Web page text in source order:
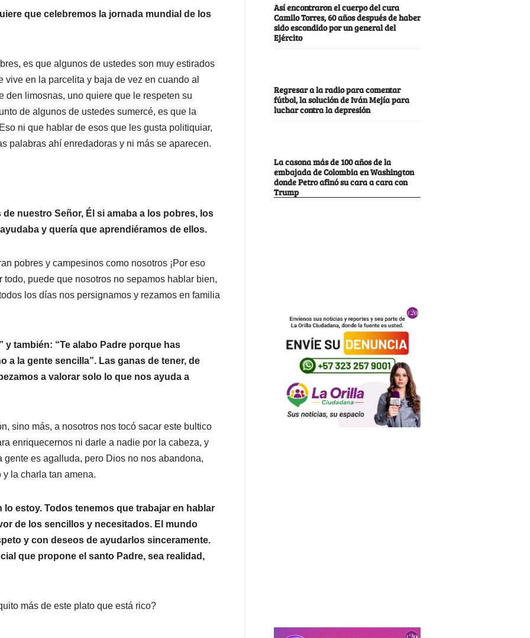
que celebremos la jornada mundial de los
es que algunos de ustedes son muy estirados
en la parcelita y baja de vez en cuando al
den limosnas, uno quiere que le respeten su
de algunos de ustedes sumercé, es que la
ni que hablar de esos que les gusta politiquiar,
palabras ahí enredadoras y ni más se aparecen.
nuestro Señor, Él si amaba a los pobres, los
y quería que aprendiéramos de ellos.
pobres y campesinos como nosotros ¡Por eso
puede que nosotros no sepamos hablar bien,
los días nos persignamos y rezamos en familia
también: “Te alabo Padre porque has
a la gente sencilla”. Las ganas de tener, de
a valorar solo lo que nos ayuda a
sino más, a nosotros nos tocó sacar este bultico
enriquecernos ni darle a nadie por la cabeza, y
es agalluda, pero Dios no nos abandona,
la charla tan amena.
estoy. Todos tenemos que trabajar en hablar
de los sencillos y necesitados. El mundo
y con deseos de ayudarlos sinceramente.
que propone el santo Padre, sea realidad,
más de este plato que está rico?
Así encontraron el cuerpo del cura
Camilo Torres, 60 años después de haber
sido escondido por un general del
Ejército
Regresar a la radio para comentar
fútbol, la solución de Iván Mejía para
luchar contra la depresión
La casona más de 100 años de la
embajada de Colombia en Washington
donde Petro afinó su cara a cara con
Trump